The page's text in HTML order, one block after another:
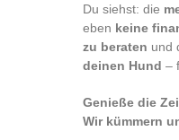
Du siehst: die
eben keine
zu beraten und
deinen Hund –
Genieße die
Wir kümmern